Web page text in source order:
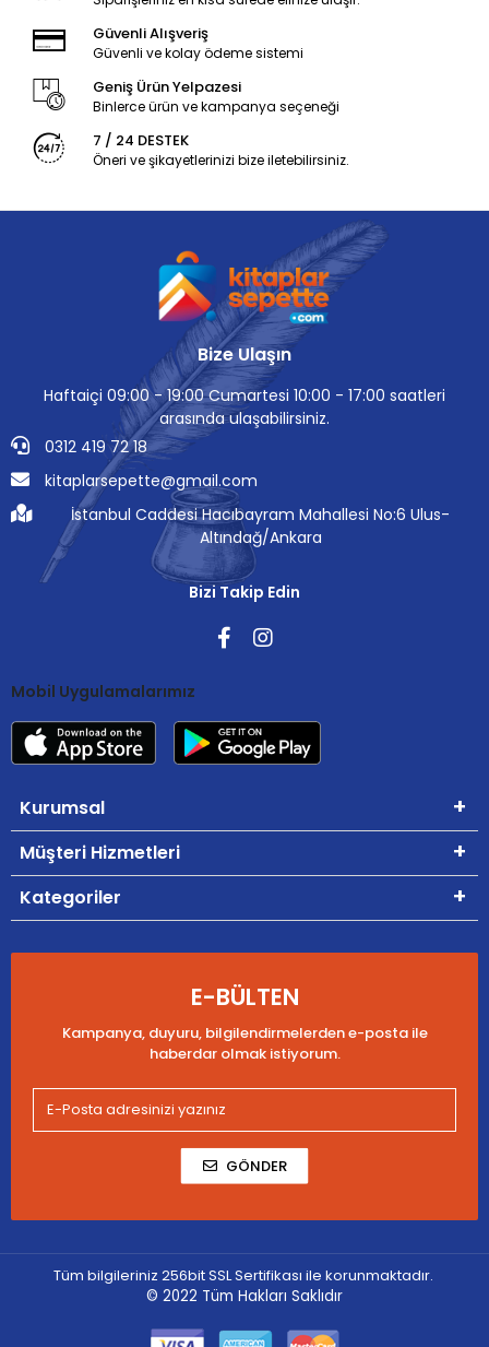
Güvenli Alışveriş
Güvenli ve kolay ödeme sistemi
Geniş Ürün Yelpazesi
Binlerce ürün ve kampanya seçeneği
7 / 24 DESTEK
Öneri ve şikayetlerinizi bize iletebilirsiniz.
Bize Ulaşın
Haftaiçi 09:00 - 19:00 Cumartesi 10:00 - 17:00 saatleri
arasında ulaşabilirsiniz.
0312 419 72 18
kitaplarsepette@gmail.com
İstanbul Caddesi Hacıbayram Mahallesi No:6 Ulus-
Altındağ/Ankara
Bizi Takip Edin
Mobil Uygulamalarımız
Kurumsal
Müşteri Hizmetleri
Kategoriler
E-BÜLTEN
Kampanya, duyuru, bilgilendirmelerden e-posta ile
haberdar olmak istiyorum.
GÖNDER
Tüm bilgileriniz 256bit SSL Sertifikası ile korunmaktadır.
© 2022 Tüm Hakları Saklıdır